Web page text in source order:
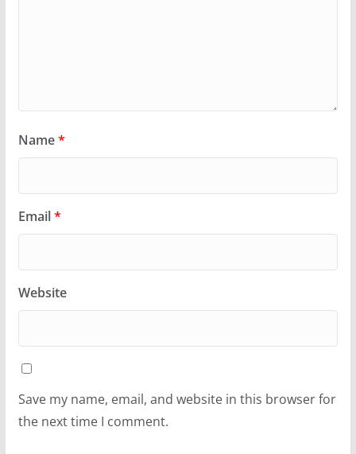
Name*
Email*
Website
Save my name, email, and website in this browser for
the next time I comment.